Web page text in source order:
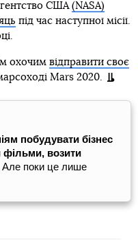
США (NASA)
під час наступної місії.
охочим відправити своє
Mars 2020.
побудувати бізнес
фільми, возити
Але поки це лише